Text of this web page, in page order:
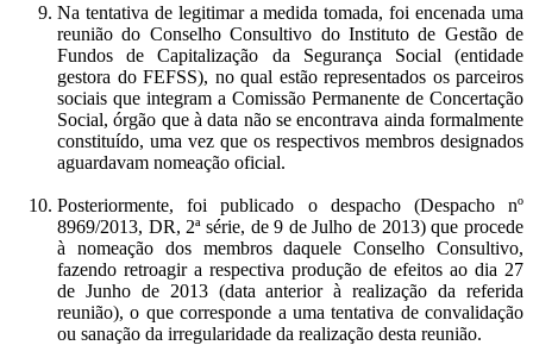
Na tentativa de legitimar a medida tomada, foi encenada uma
reunião do Conselho Consultivo do Instituto de Gestão de
Fundos de Capitalização da Segurança Social (entidade
gestora do FEFSS), no qual estão representados os parceiros
sociais que integram a Comissão Permanente de Concertação
Social, órgão que à data não se encontrava ainda formalmente
constituído, uma vez que os respectivos membros designados
aguardavam nomeação oficial.
Posteriormente, foi publicado o despacho (Despacho nº
8969/2013, DR, 2ª série, de 9 de Julho de 2013) que procede
à nomeação dos membros daquele Conselho Consultivo,
fazendo retroagir a respectiva produção de efeitos ao dia 27
de Junho de 2013 (data anterior à realização da referida
reunião), o que corresponde a uma tentativa de convalidação
ou sanação da irregularidade da realização desta reunião.